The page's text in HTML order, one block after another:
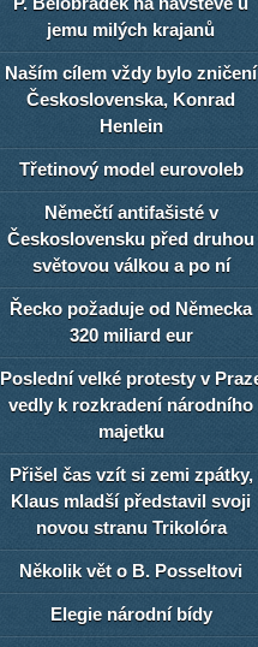
jemu milých krajanů
Naším cílem vždy bylo zničení
Československa, Konrad
Henlein
Třetinový model eurovoleb
Němečtí antifašisté v
Československu před druhou
světovou válkou a po ní
Řecko požaduje od Německa
320 miliard eur
Poslední velké protesty v
vedly k rozkradení národního
majetku
Přišel čas vzít si zemi zpátky,
Klaus mladší představil svoji
novou stranu Trikolóra
Několik vět o B. Posseltovi
Elegie národní bídy